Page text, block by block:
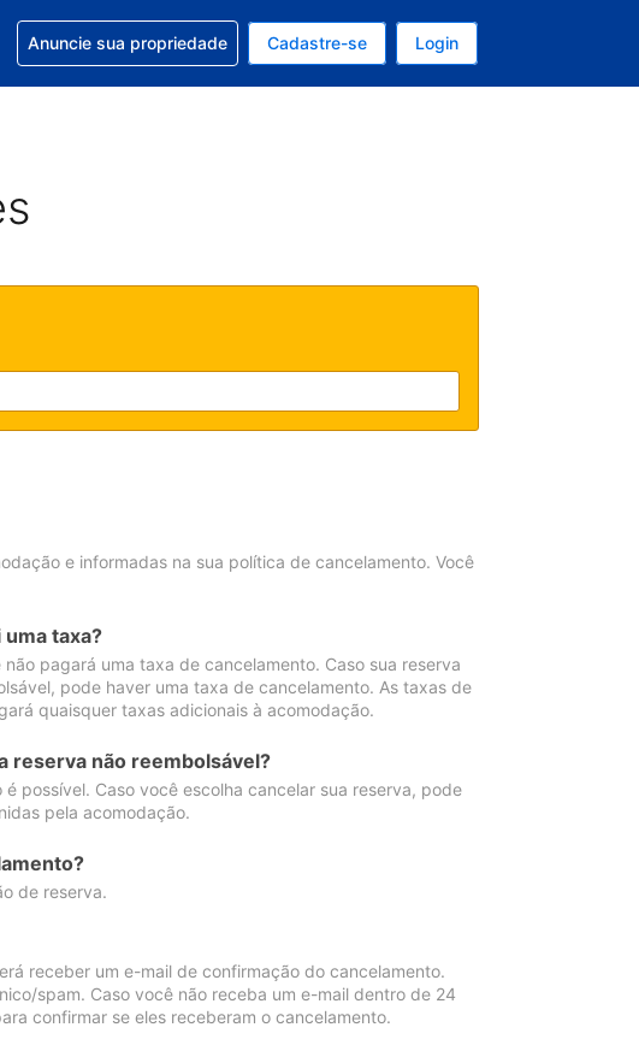
Atualmente, sua moeda é: Real
idioma. Atualmente, seu idioma é: Português (Brasil)
Receber ajuda com sua reserva
Anuncie sua propriedade Cadastre-se Login
e informadas na sua política de cancelamento. Você
taxa?
pagará uma taxa de cancelamento. Caso sua reserva
pode haver uma taxa de cancelamento. As taxas de
quaisquer taxas adicionais à acomodação.
reserva não reembolsável?
possível. Caso você escolha cancelar sua reserva, pode
pela acomodação.
de reserva.
receber um e-mail de confirmação do cancelamento.
spam. Caso você não receba um e-mail dentro de 24
confirmar se eles receberam o cancelamento.